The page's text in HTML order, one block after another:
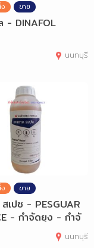
ขาย
- DINAFOL
นนทบุรี
ขาย
เปซ - PESGUAR
- กำจัดยุง - กำจั
ลงสาบ
นนทบุรี